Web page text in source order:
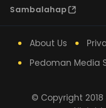
Sambalahap
About Us
Pedoman Media
© Copyright